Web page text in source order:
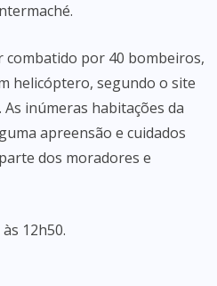
combatido por 40 bombeiros,
helicóptero, segundo o site
As inúmeras habitações da
apreensão e cuidados
dos moradores e
12h50.